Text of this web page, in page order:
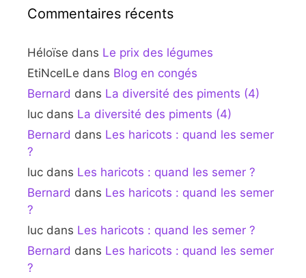
Commentaires récents
Héloïse dans Le prix des légumes
EtiNcelLe dans Blog en congés
Bernard dans La diversité des piments (4)
luc dans La diversité des piments (4)
Bernard dans Les haricots : quand les semer
?
luc dans Les haricots : quand les semer ?
Bernard dans Les haricots : quand les semer
?
luc dans Les haricots : quand les semer ?
Bernard dans Les haricots : quand les semer
?